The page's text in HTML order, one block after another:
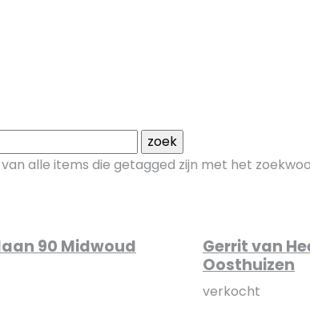
alle items die getagged zijn met het
90 Midwoud
Gerrit van
Oosthuizen
verkocht